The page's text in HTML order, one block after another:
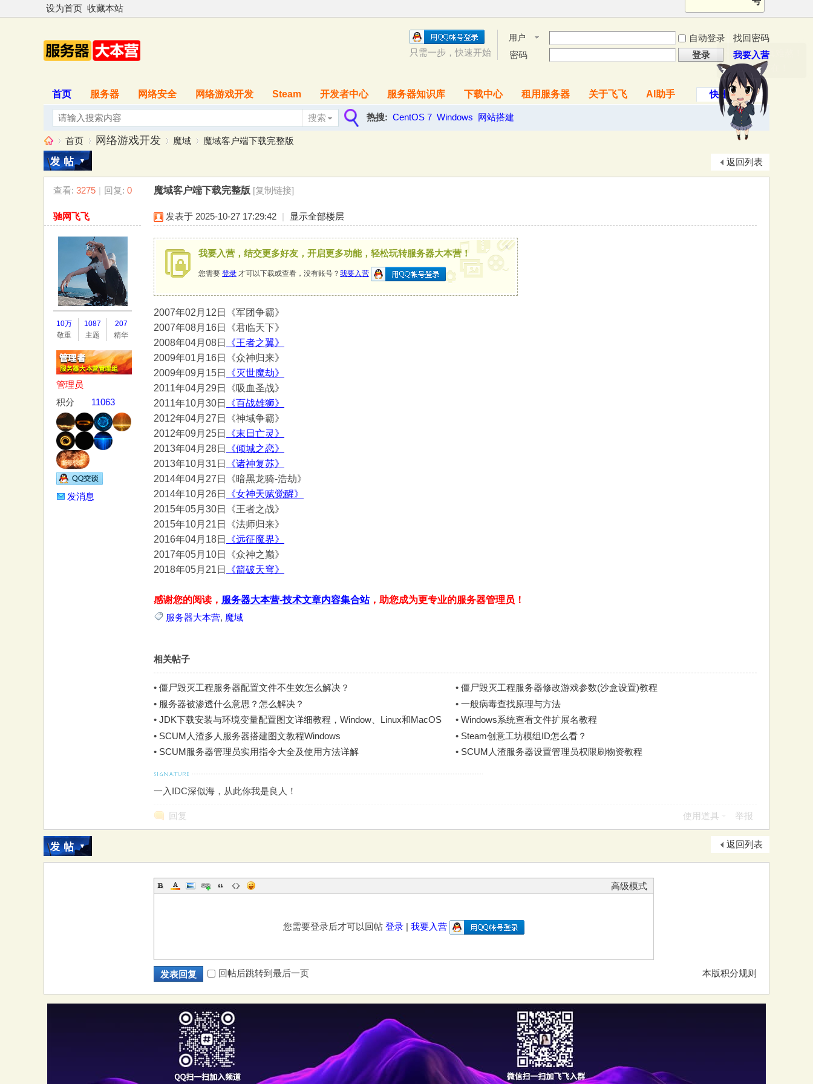
设为首页 收藏本站
用户
名
自动登录
找回密码
密码
登录 我要入营
只需一步，快速开始
快捷导航
首页 服务器 网络安全 网络游戏开发 Steam 开发者中心 服务器知识库 下载中心 租用服务器 关于飞飞 AI助手
搜索
热搜: CentOS 7 Windows 网站搭建
»
首页
›
网络游戏开发
›
魔域
›
魔域客户端下载完整版
返回列表
查看: 3275 | 回复: 0 魔域客户端下载完整版 [复制链接]
驰网飞飞
10万
敬重
1087
主题
207
精华
管理员
积分
11063
发消息
发表于 2025-10-27 17:29:42 | 显示全部楼层
我要入营，结交更多好友，开启更多功能，轻松玩转服务器大本营！
您需要 登录 才可以下载或查看，没有账号？ 我要入营
x
2007年02月12日《军团争霸》
2007年08月16日《君临天下》
2008年04月08日
《王者之翼》
2009年01月16日《众神归来》
2009年09月15日
《灭世魔劫》
2011年04月29日《吸血圣战》
2011年10月30日
《百战雄狮》
2012年04月27日《神域争霸》
2012年09月25日
《末日亡灵》
2013年04月28日
《倾城之恋》
2013年10月31日
《诸神复苏》
2014年04月27日《暗黑龙骑-浩劫》
2014年10月26日
《女神天赋觉醒》
2015年05月30日《王者之战》
2015年10月21日《法师归来》
2016年04月18日
《远征魔界》
2017年05月10日《众神之巅》
2018年05月21日
《箭破天穹》
感谢您的阅读， 服务器大本营-技术文章内容集合站，助您成为更专业的服务器管理员！
服务器大本营, 魔域
相关帖子
• 僵尸毁灭工程服务器配置文件不生效怎么解决？ • 僵尸毁灭工程服务器修改游戏参数(沙盒设置)教程
• 服务器被渗透什么意思？怎么解决？ • 一般病毒查找原理与方法
• JDK下载安装与环境变量配置图文详细教程，Window、Linux和MacOS • Windows系统查看文件扩展名教程
• SCUM人渣多人服务器搭建图文教程Windows • Steam创意工坊模组ID怎么看？
• SCUM服务器管理员实用指令大全及使用方法详解 • SCUM人渣服务器设置管理员权限刷物资教程
一入IDC深似海，从此你我是良人！
回复 使用道具 举报
返回列表
高级模式
您需要登录后才可以回帖 登录 | 我要入营
本版积分规则
发表回复 回帖后跳转到最后一页
下午的时光真难熬！
还好有你在！